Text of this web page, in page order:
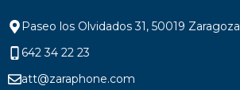
Paseo los Olvidados 31, 50019 Zaragoza
642 34 22 23
att@zaraphone.com